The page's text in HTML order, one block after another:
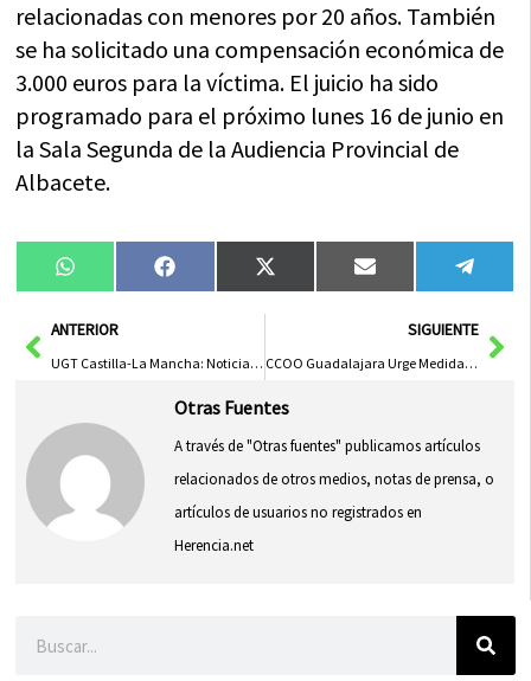
relacionadas con menores por 20 años. También
se ha solicitado una compensación económica de
3.000 euros para la víctima. El juicio ha sido
programado para el próximo lunes 16 de junio en
la Sala Segunda de la Audiencia Provincial de
Albacete.
Compartir
en
WhatsAppCompartir
en
FacebookCompartir
en
X
(Twitter)
Compartir
en
Email
en
AntANTERIOR
UGT Castilla-La Mancha: Noticias y Actualidad Diaria
SIGUIENTE
CCOO Guadalajara Urge Medidas Inmediatas ante Incremento de Accidentes Laborales en la Provincia
Otras Fuentes
A través de "Otras fuentes" publicamos artículos
relacionados de otros medios, notas de prensa, o
artículos de usuarios no registrados en
Herencia.net